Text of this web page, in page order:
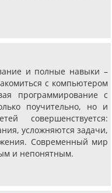
и полные навыки –
с компьютером
программирование с
поучительно, но и
совершенствуется:
усложняются задачи,
Современный мир
и непонятным.